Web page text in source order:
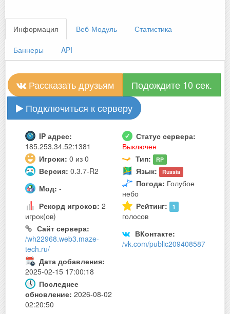
Информация Веб-Модуль Статистика
Баннеры API
Рассказать друзьям
Подождите 10 сек.
Подключиться к серверу
IP адрес:
185.253.34.52:1381
Статус сервера:
Выключен
Игроки: 0 из 0 Тип: RP
Версия: 0.3.7-R2 Язык: Russia
Мод: - Погода: Голубое
небо
Рекорд игроков: 2
игрок(ов)
Рейтинг: 1
голосов
Сайт сервера:
/wh22968.web3.maze-
tech.ru/
ВКонтакте:
/vk.com/public209408587
Дата добавления:
2025-02-15 17:00:18
Последнее
обновление: 2026-08-02
02:20:50